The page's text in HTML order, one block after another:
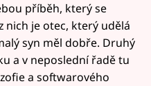
příběh, který se
nich je otec, který udělá
syn měl dobře. Druhý
a v neposlední řadě tu
a softwarového